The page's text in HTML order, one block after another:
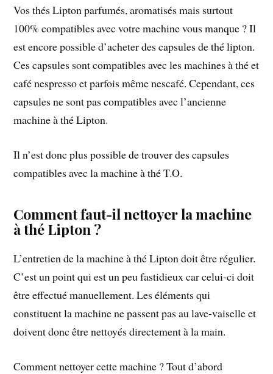
Vos thés Lipton parfumés, aromatisés mais surtout
100% compatibles avec votre machine vous manque ? Il
est encore possible d’acheter des capsules de thé lipton.
Ces capsules sont compatibles avec les machines à thé et
café nespresso et parfois même nescafé. Cependant, ces
capsules ne sont pas compatibles avec l’ancienne
machine à thé Lipton.
Il n’est donc plus possible de trouver des capsules
compatibles avec la machine à thé T.O.
Comment faut-il nettoyer la machine
à thé Lipton ?
L’entretien de la machine à thé Lipton doit être régulier.
C’est un point qui est un peu fastidieux car celui-ci doit
être effectué manuellement. Les éléments qui
constituent la machine ne passent pas au lave-vaiselle et
doivent donc être nettoyés directement à la main.
Comment nettoyer cette machine ? Tout d’abord